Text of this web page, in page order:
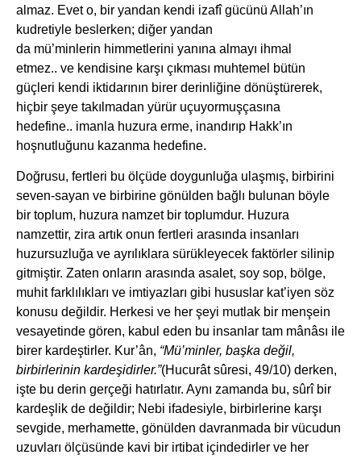
almaz. Evet o, bir yandan kendi izafî gücünü Allah’ın
kudretiyle beslerken; diğer yandan
da mü’minlerin himmetlerini yanına almayı ihmal
etmez.. ve kendisine karşı çıkması muhtemel bütün
güçleri kendi iktidarının birer derinliğine dönüştürerek,
hiçbir şeye takılmadan yürür uçuyormuşçasına
hedefine.. imanla huzura erme, inandırıp Hakk’ın
hoşnutluğunu kazanma hedefine.
Doğrusu, fertleri bu ölçüde doygunluğa ulaşmış, birbirini
seven-sayan ve birbirine gönülden bağlı bulunan böyle
bir toplum, huzura namzet bir toplumdur. Huzura
namzettir, zira artık onun fertleri arasında insanları
huzursuzluğa ve ayrılıklara sürükleyecek faktörler silinip
gitmiştir. Zaten onların arasında asalet, soy sop, bölge,
muhit farklılıkları ve imtiyazları gibi hususlar kat’iyen söz
konusu değildir. Herkesi ve her şeyi mutlak bir menşein
vesayetinde gören, kabul eden bu insanlar tam mânâsı ile
birer kardeştirler. Kur’ân, “Mü’minler, başka değil,
birbirlerinin kardeşidirler.”(Hucurât sûresi, 49/10) derken,
işte bu derin gerçeği hatırlatır. Aynı zamanda bu, sûrî bir
kardeşlik de değildir; Nebi ifadesiyle, birbirlerine karşı
sevgide, merhamette, gönülden davranmada bir vücudun
uzuvları ölçüsünde kavi bir irtibat içindedirler ve her